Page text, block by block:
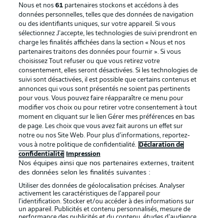
La publicité Conditions d’utilisation des
Mentions Légales Gérer mes préférences
Déclaration de
confidentialité
Diffuseurs
Travaux Contact
Impression Joueurs
Nous et nos61 partenaires stockons et accédons à des
données personnelles, telles que des données de navigation
ou des identifiants uniques, sur votre appareil. Si vous
sélectionnez J'accepte, les technologies de suivi prendront en
charge les finalités affichées dans la section « Nous et nos
partenaires traitons des données pour fournir ». Si vous
choisissez Tout refuser ou que vous retirez votre
consentement, elles seront désactivées. Si les technologies de
suivi sont désactivées, il est possible que certains contenus et
annonces qui vous sont présentés ne soient pas pertinents
pour vous. Vous pouvez faire réapparaître ce menu pour
modifier vos choix ou pour retirer votre consentement à tout
moment en cliquant sur le lien Gérer mes préférences en bas
de page. Les choix que vous avez fait aurons un effet sur
notre ou nos Site Web. Pour plus d’informations, reportez-
vous à notre politique de confidentialité.
Déclaration de
confidentialité
Impression
Nos équipes ainsi que nos partenaires externes, traitent
des données selon les finalités suivantes :
Utiliser des données de géolocalisation précises. Analyser
activement les caractéristiques de l’appareil pour
l’identification. Stocker et/ou accéder à des informations sur
un appareil. Publicités et contenu personnalisés, mesure de